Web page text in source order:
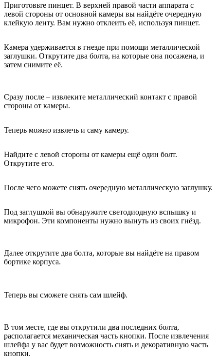
Приготовьте пинцет. В верхней правой части аппарата с
левой стороны от основной камеры вы найдёте очередную
клейкую ленту. Вам нужно отклеить её, используя пинцет.
Камера удерживается в гнезде при помощи металлической
заглушки. Открутите два болта, на которые она посажена, и
затем снимите её.
Сразу после – извлеките металлический контакт с правой
стороны от камеры.
Теперь можно извлечь и саму камеру.
Найдите с левой стороны от камеры ещё один болт.
Открутите его.
После чего можете снять очередную металлическую заглушку.
Под заглушкой вы обнаружите светодиодную вспышку и
микрофон. Эти компоненты нужно вынуть из своих гнёзд.
Далее открутите два болта, которые вы найдёте на правом
бортике корпуса.
Теперь вы сможете снять сам шлейф.
В том месте, где вы открутили два последних болта,
располагается механическая часть кнопки. После извлечения
шлейфа у вас будет возможность снять и декоративную часть
кнопки.